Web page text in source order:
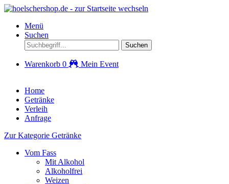
Menü
Suchen
Suchen
Warenkorb 0 Mein Event
Home
Getränke
Verleih
Anfrage
Zur Kategorie Getränke
Vom Fass
Mit Alkohol
Alkoholfrei
Weizen